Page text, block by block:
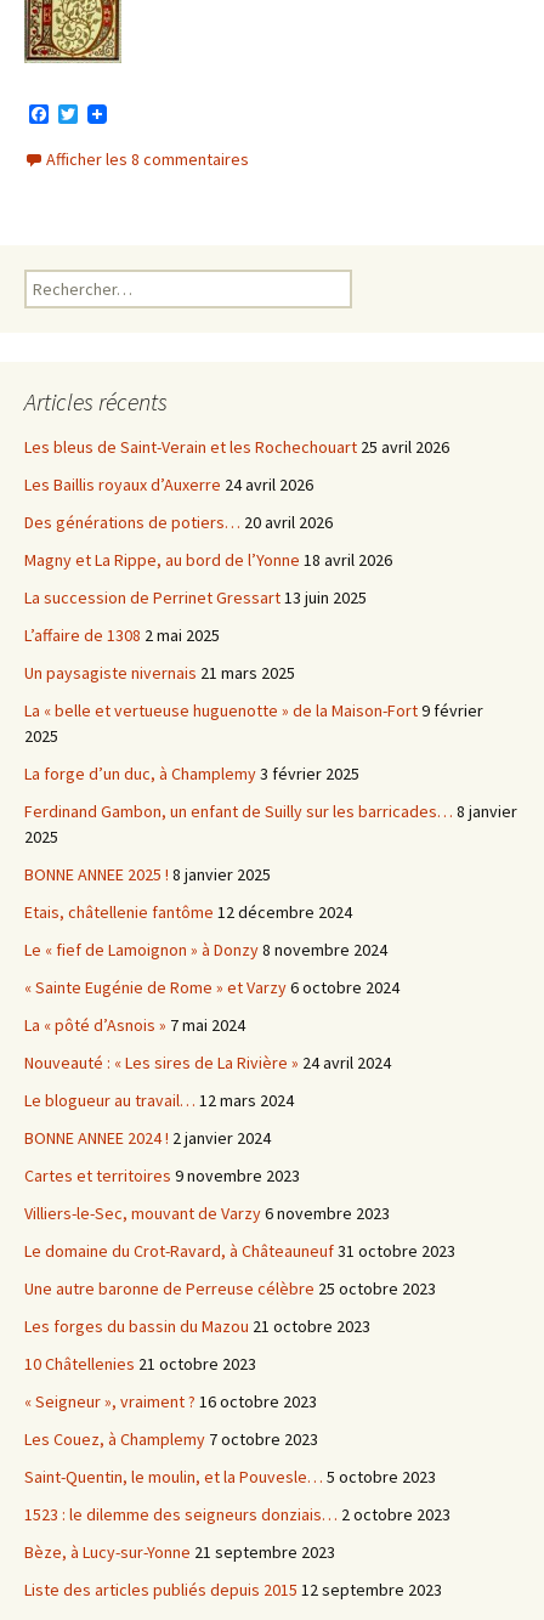
c
e
T
i
t
Afficher les 8 commentaires
Rechercher :
Articles récents
Les bleus de Saint-Verain et les Rochechouart 25 avril 2026
Les Baillis royaux d’Auxerre 24 avril 2026
Des générations de potiers… 20 avril 2026
Magny et La Rippe, au bord de l’Yonne 18 avril 2026
La succession de Perrinet Gressart13 juin 2025
L’affaire de 1308 2 mai 2025
Un paysagiste nivernais 21 mars 2025
La « belle et vertueuse huguenotte » de la Maison-Fort9 février
2025
La forge d’un duc, à Champlemy3 février 2025
Ferdinand Gambon, un enfant de Suilly sur les barricades… 8 janvier
2025
BONNE ANNEE 2025 ! 8 janvier 2025
Etais, châtellenie fantôme 12 décembre 2024
Le « fief de Lamoignon » à Donzy8 novembre 2024
« Sainte Eugénie de Rome » et Varzy6 octobre 2024
La « pôté d’Asnois » 7 mai 2024
Nouveauté : « Les sires de La Rivière » 24 avril 2024
Le blogueur au travail… 12 mars 2024
BONNE ANNEE 2024 ! 2 janvier 2024
Cartes et territoires 9 novembre 2023
Villiers-le-Sec, mouvant de Varzy6 novembre 2023
Le domaine du Crot-Ravard, à Châteauneuf31 octobre 2023
Une autre baronne de Perreuse célèbre 25 octobre 2023
Les forges du bassin du Mazou 21 octobre 2023
10 Châtellenies 21 octobre 2023
« Seigneur », vraiment ? 16 octobre 2023
Les Couez, à Champlemy 7 octobre 2023
Saint-Quentin, le moulin, et la Pouvesle… 5 octobre 2023
1523 : le dilemme des seigneurs donziais… 2 octobre 2023
Bèze, à Lucy-sur-Yonne 21 septembre 2023
Liste des articles publiés depuis 2015 12 septembre 2023